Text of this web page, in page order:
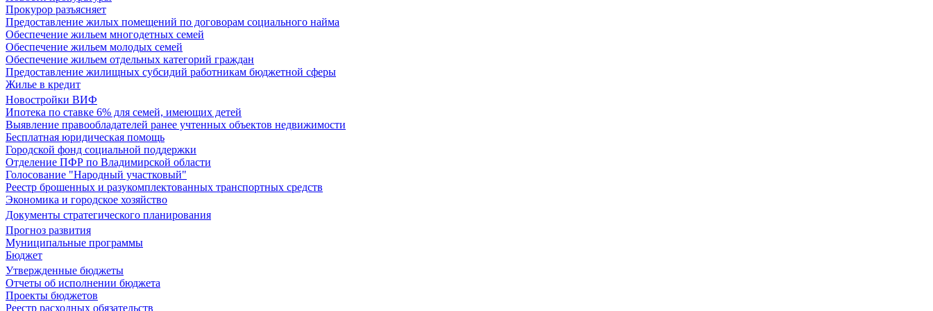
Прокурор разъясняет
Предоставление жилых помещений по договорам социального найма
Обеспечение жильем многодетных семей
Обеспечение жильем молодых семей
Обеспечение жильем отдельных категорий граждан
Предоставление жилищных субсидий работникам бюджетной сферы
Жилье в кредит
Новостройки ВИФ
Ипотека по ставке 6% для семей, имеющих детей
Выявление правообладателей ранее учтенных объектов недвижимости
Бесплатная юридическая помощь
Городской фонд социальной поддержки
Отделение ПФР по Владимирской области
Голосование "Народный участковый"
Реестр брошенных и разукомплектованных транспортных средств
Экономика и городское хозяйство
Документы стратегического планирования
Прогноз развития
Муниципальные программы
Бюджет
Утвержденные бюджеты
Отчеты об исполнении бюджета
Проекты бюджетов
Реестр расходных обязательств